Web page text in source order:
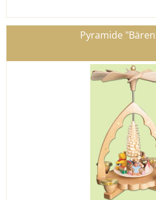
Pyramide